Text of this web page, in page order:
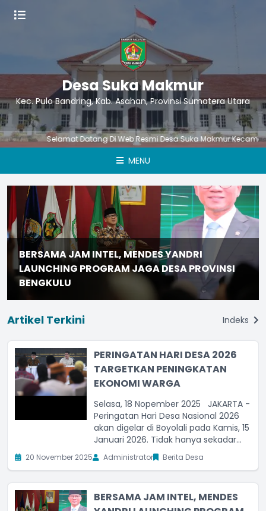
Desa Suka Makmur
Kec. Pulo Bandring, Kab. Asahan, Provinsi Sumatera Utara
Selamat Datang Di Web Resmi Desa Suka Makmur Kecamatan
MENU
BERSAMA JAM INTEL, MENDES YANDRI
LAUNCHING PROGRAM JAGA DESA PROVINSI
BENGKULU
Artikel Terkini Indeks
PERINGATAN HARI DESA 2026
TARGETKAN PENINGKATAN
EKONOMI WARGA
Selasa, 18 Nopember 2025 JAKARTA -
Peringatan Hari Desa Nasional 2026
akan digelar di Boyolali pada Kamis, 15
Januari 2026. Tidak hanya sekadar
perayaan, momen yang diperingati
setiap tahun tersebut juga menjadi
ekonomi warga. "Ini
20 November 2025 Administrator Berita Desa
BERSAMA JAM INTEL, MENDES